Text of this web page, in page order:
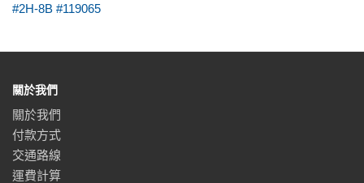
#2H-8B #119065
關於我們
關於我們
付款方式
交通路線
運費計算